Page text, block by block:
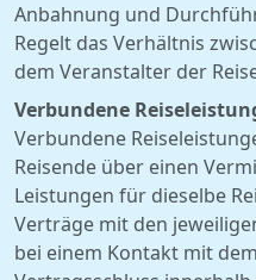
Anbahnung und
Regelt das Verhältnis
dem Veranstalter der
Verbundene
Verbundene
Reisende über einen
Leistungen für dieselbe
Verträge mit den
bei einem Kontakt mit